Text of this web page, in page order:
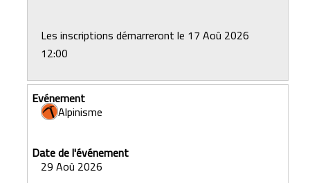
Les inscriptions démarreront le 17 Aoû 2026
12:00
Alpinisme
29 Aoû 2026